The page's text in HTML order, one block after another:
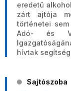
eredetű
zárt ajtója
történetei
Adó- és
hívtak
Sajtószoba